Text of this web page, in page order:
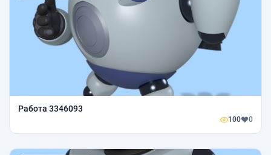
Работа 3346093
100 0